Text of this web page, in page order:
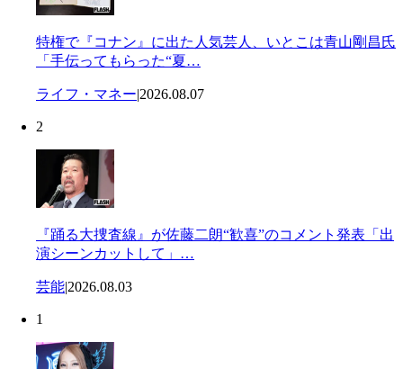
特権で『コナン』に出た人気芸人、いとこは青山剛昌氏
「手伝ってもらった“夏…
ライフ・マネー|2026.08.07
2
『踊る大捜査線』が佐藤二朗“歓喜”のコメント発表「出
演シーンカットして」…
芸能|2026.08.03
1